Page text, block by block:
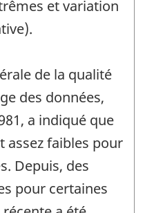
et variation
de la qualité
des données,
a indiqué que
assez faibles pour
Depuis, des
pour certaines